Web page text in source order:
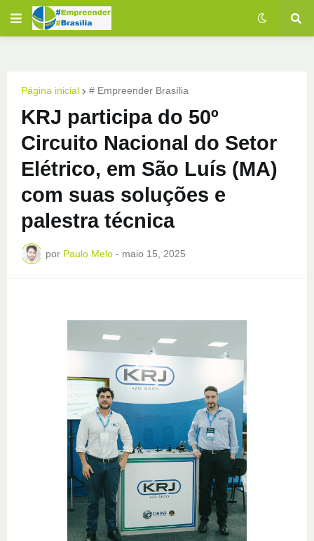
Página inicial # Empreender Brasília
KRJ participa do 50º
Circuito Nacional do Setor
Elétrico, em São Luís (MA)
com suas soluções e
palestra técnica
por Paulo Melo - maio 15, 2025